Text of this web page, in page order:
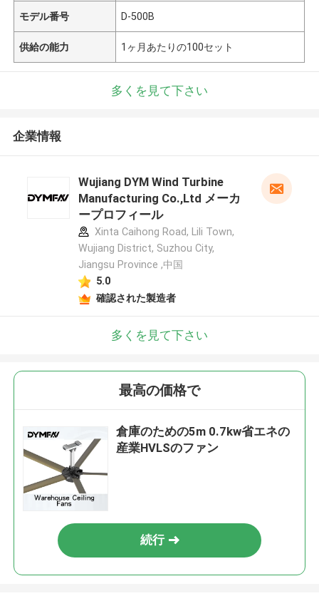
モデル番号 D-500B
供給の能力 1ヶ月あたりの100セット
多くを見て下さい
企業情報
Wujiang DYM Wind Turbine
Manufacturing Co.,Ltd メーカ
ープロフィール
Xinta Caihong Road, Lili Town,
Wujiang District, Suzhou City,
Jiangsu Province ,中国
5.0
確認された製造者
多くを見て下さい
最高の価格で
倉庫のための5m 0.7kw省エネの
産業HVLSのファン
続行